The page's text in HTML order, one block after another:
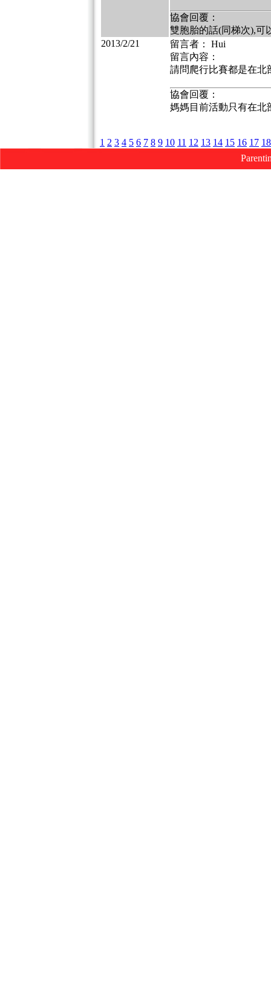
協會回覆：
雙胞胎的話(同梯次),可
2013/2/21
留言者： Hui
留言內容：
請問爬行比賽都是在北
協會回覆：
媽媽目前活動只有在北
1 2 3 4 5 6 7 8 9 10 11 12 13 14 15 16 17 18